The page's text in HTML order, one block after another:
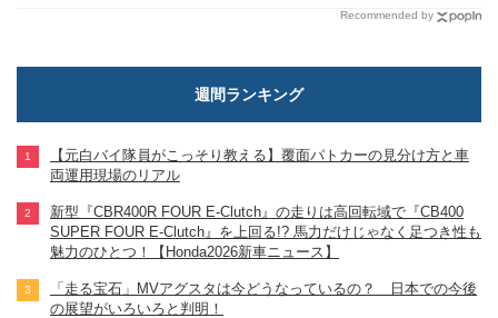
Recommended by
週間ランキング
【元白バイ隊員がこっそり教える】覆面パトカーの見分け方と車
両運用現場のリアル
新型『CBR400R FOUR E-Clutch』の走りは高回転域で『CB400
SUPER FOUR E-Clutch』を上回る!? 馬力だけじゃなく足つき性も
魅力のひとつ！【Honda2026新車ニュース】
「走る宝石」MVアグスタは今どうなっているの？ 日本での今後
の展望がいろいろと判明！